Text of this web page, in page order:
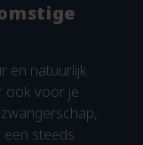
en natuurlijk
ook voor je
een steeds